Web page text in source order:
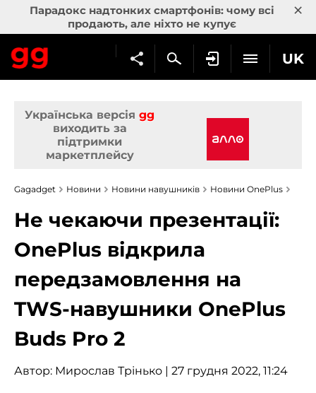
Парадокс надтонких смартфонів: чому всі
продають, але ніхто не купує
×
UK
Українська версія gg
виходить за
підтримки
маркетплейсу
Gagadget Новини Новини навушників Новини OnePlus
Не чекаючи презентації:
OnePlus відкрила
передзамовлення на
TWS-навушники OnePlus
Buds Pro 2
Автор: Мирослав Трінько | 27 грудня 2022, 11:24